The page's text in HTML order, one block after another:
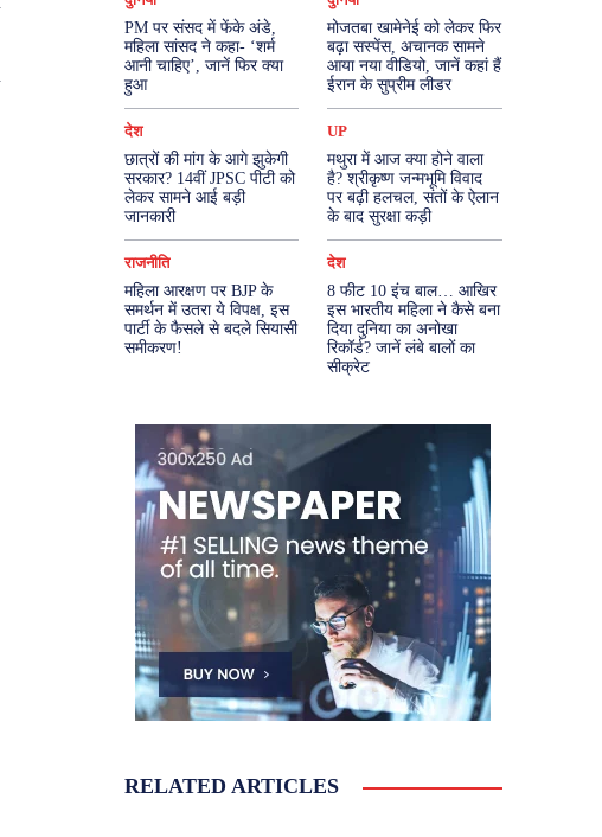
PM पर संसद में फेंके अंडे,
महिला सांसद ने कहा- ‘शर्म
आनी चाहिए’, जानें फिर क्या
हुआ
मोजतबा खामेनेई को लेकर फिर
बढ़ा सस्पेंस, अचानक सामने
आया नया वीडियो, जानें कहां हैं
ईरान के सुप्रीम लीडर
देश
छात्रों की मांग के आगे झुकेगी
सरकार? 14वीं JPSC पीटी को
लेकर सामने आई बड़ी
जानकारी
UP
मथुरा में आज क्या होने वाला
है? श्रीकृष्ण जन्मभूमि विवाद
पर बढ़ी हलचल, संतों के ऐलान
के बाद सुरक्षा कड़ी
राजनीति
महिला आरक्षण पर BJP के
समर्थन में उतरा ये विपक्ष, इस
पार्टी के फैसले से बदले सियासी
समीकरण!
देश
8 फीट 10 इंच बाल… आखिर
इस भारतीय महिला ने कैसे बना
दिया दुनिया का अनोखा
रिकॉर्ड? जानें लंबे बालों का
सीक्रेट
RELATED ARTICLES